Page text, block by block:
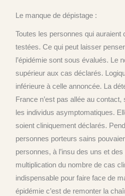
Le manque de dépistage :
Toutes les personnes qui auraient
testées. Ce qui peut laisser
l’épidémie sont sous évalués. Le
supérieur aux cas déclarés.
inférieure à celle annoncée. La
France n’est pas allée au
les individus asymptomatiques.
soient cliniquement déclarés.
personnes porteurs sains
personnes, à l’insu des uns et des
multiplication du nombre de cas
indispensable pour faire face de
épidémie c’est de remonter la